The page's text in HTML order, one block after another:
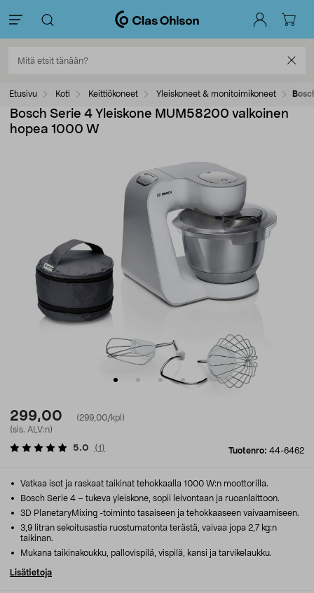
Etusivu Koti Keittiökoneet Yleiskoneet & monitoimikoneet
Bosch Serie 4 Yleiskone MUM58200 valkoinen
hopea 1000 W
299,00
(299,00/kpl)
(sis. ALV:n)
Tuotenro: 44-6462
5.0 (1 )
Vatkaa isot ja raskaat taikinat tehokkaalla 1000 W:n moottorilla.
Bosch Serie 4 – tukeva yleiskone, sopii leivontaan ja ruoanlaittoon.
3D PlanetaryMixing -toiminto tasaiseen ja tehokkaaseen vaivaamiseen.
3,9 litran sekoitusastia ruostumatonta terästä, vaivaa jopa 2,7 kg:n
taikinan.
Mukana taikinakoukku, pallovispilä, vispilä, kansi ja tarvikelaukku.
Lisätietoja